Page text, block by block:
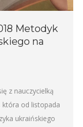
Metodyk
na
z nauczycielką
która od listopada
ukraińskiego